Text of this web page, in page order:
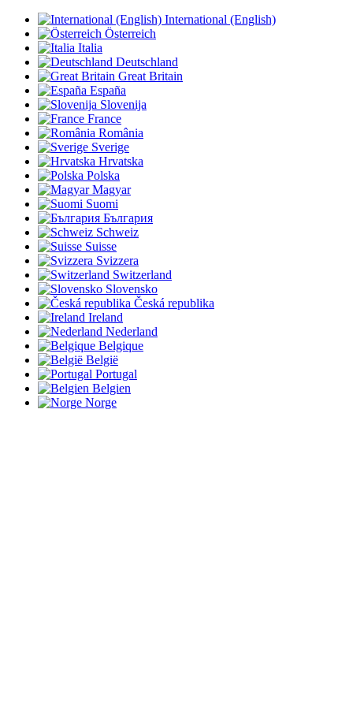
International (English)
Österreich
Italia
Deutschland
Great Britain
España
Slovenija
France
România
Sverige
Hrvatska
Polska
Magyar
Suomi
България
Schweiz
Suisse
Svizzera
Switzerland
Slovensko
Česká republika
Ireland
Nederland
Belgique
België
Portugal
Belgien
Norge